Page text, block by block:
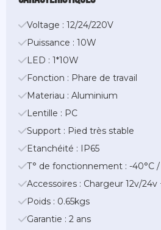
Voltage : 12/24/220V
Puissance : 10W
LED : 1*10W
Fonction : Phare de travail
Materiau : Aluminium
Lentille : PC
Support : Pied très stable
Etanchéité : IP65
T° de fonctionnement : -40°C /
Accessoires : Chargeur 12v/24v
Poids : 0.65kgs
Garantie : 2 ans